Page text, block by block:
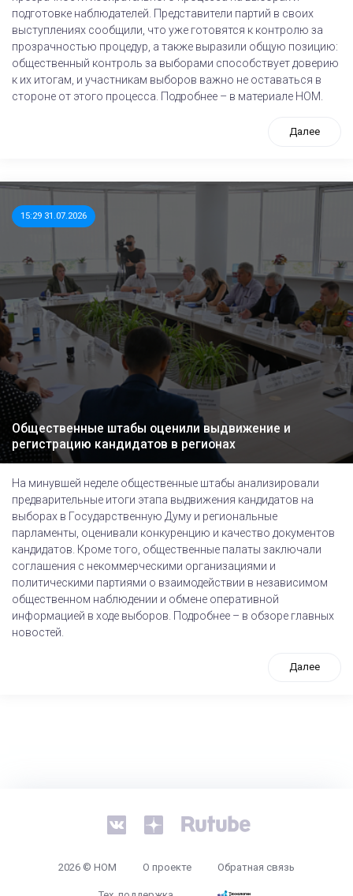
подготовке наблюдателей. Представители партий в своих
выступлениях сообщили, что уже готовятся к контролю за
прозрачностью процедур, а также выразили общую позицию:
общественный контроль за выборами способствует доверию
к их итогам, и участникам выборов важно не оставаться в
стороне от этого процесса. Подробнее – в материале НОМ.
Далее
15:29 31.07.2026
Общественные штабы оценили выдвижение и
регистрацию кандидатов в регионах
На минувшей неделе общественные штабы анализировали
предварительные итоги этапа выдвижения кандидатов на
выборах в Государственную Думу и региональные
парламенты, оценивали конкуренцию и качество документов
кандидатов. Кроме того, общественные палаты заключали
соглашения с некоммерческими организациями и
политическими партиями о взаимодействии в независимом
общественном наблюдении и обмене оперативной
информацией в ходе выборов. Подробнее – в обзоре главных
новостей.
Далее
2026 © НОМ О проекте Обратная связь